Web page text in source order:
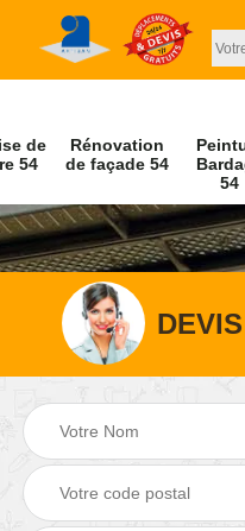
de
54
Rénovation
de façade 54
54
Nettoyage de
façade 54